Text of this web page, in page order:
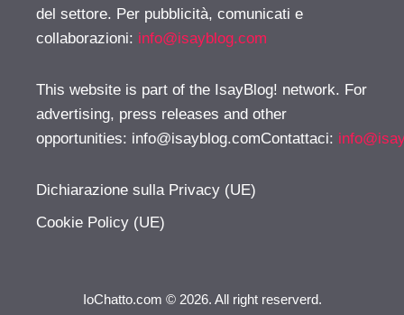
del settore. Per pubblicità, comunicati e
collaborazioni: info@isayblog.com
This website is part of the IsayBlog! network. For
advertising, press releases and other
opportunities: info@isayblog.comContattaci:
Dichiarazione sulla Privacy (UE)
Cookie Policy (UE)
IoChatto.com © 2026. All right reserverd.